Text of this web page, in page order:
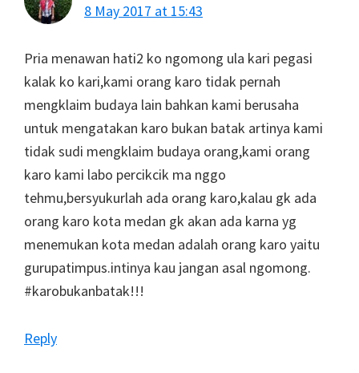
8 May 2017 at 15:43
Pria menawan hati2 ko ngomong ula kari pegasi
kalak ko kari,kami orang karo tidak pernah
mengklaim budaya lain bahkan kami berusaha
untuk mengatakan karo bukan batak artinya kami
tidak sudi mengklaim budaya orang,kami orang
karo kami labo percikcik ma nggo
tehmu,bersyukurlah ada orang karo,kalau gk ada
orang karo kota medan gk akan ada karna yg
menemukan kota medan adalah orang karo yaitu
gurupatimpus.intinya kau jangan asal ngomong.
#karobukanbatak!!!
Reply